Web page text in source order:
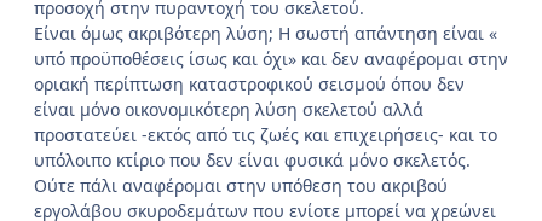
προσοχή στην πυραντοχή του σκελετού.
Είναι όμως ακριβότερη λύση; Η σωστή απάντηση είναι «
υπό προϋποθέσεις ίσως και όχι» και δεν αναφέρομαι στην
οριακή περίπτωση καταστροφικού σεισμού όπου δεν
είναι μόνο οικονομικότερη λύση σκελετού αλλά
προστατεύει -εκτός από τις ζωές και επιχειρήσεις- και το
υπόλοιπο κτίριο που δεν είναι φυσικά μόνο σκελετός.
Ούτε πάλι αναφέρομαι στην υπόθεση του ακριβού
εργολάβου σκυροδεμάτων που ενίοτε μπορεί να χρεώνει